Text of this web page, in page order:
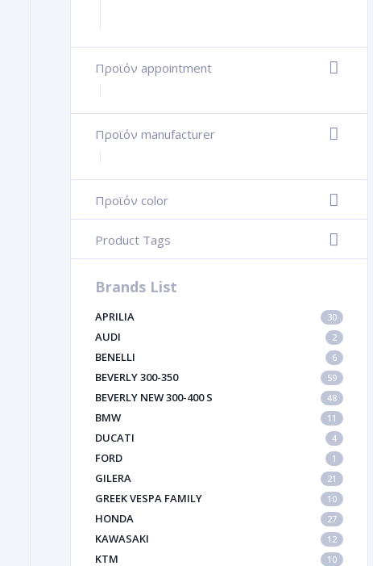
Προϊόν appointment
+
Προϊόν manufacturer
+
Προϊόν color
-
Product Tags
-
Brands List
APRILIA 30
AUDI 2
BENELLI 6
BEVERLY 300-350 59
BEVERLY NEW 300-400 S 48
BMW 11
DUCATI 4
FORD 1
GILERA 21
GREEK VESPA FAMILY 10
HONDA 27
KAWASAKI 12
KTM 10